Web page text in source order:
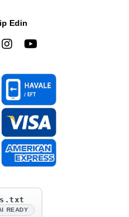
Edin
READY